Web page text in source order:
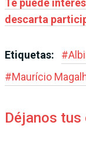
Te puede
descarta
Etiquetas: #
#Maurício
Déjanos tus